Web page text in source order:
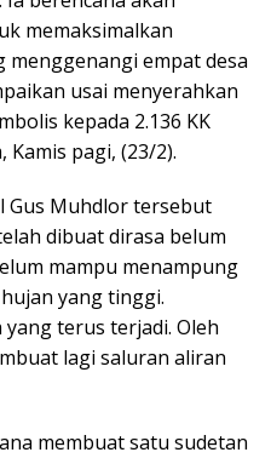
memaksimalkan
empat desa
usai menyerahkan
kepada 2.136 KK
pagi, (23/2).
Gus Muhdlor tersebut
dibuat dirasa belum
mampu menampung
yang tinggi.
terus terjadi. Oleh
lagi saluran aliran
membuat satu sudetan